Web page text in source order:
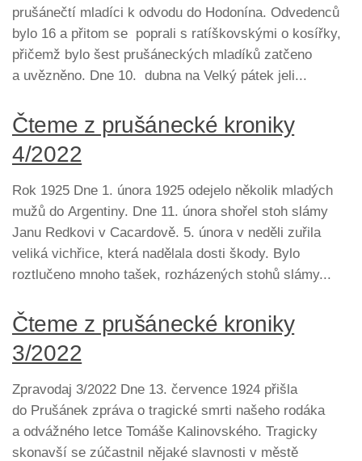
prušánečtí mladíci k odvodu do Hodonína. Odvedenců
bylo 16 a přitom se poprali s ratíškovskými o kosířky,
přičemž bylo šest prušáneckých mladíků zatčeno
a uvězněno. Dne 10. dubna na Velký pátek jeli...
Čteme z prušánecké kroniky
4/2022
Rok 1925 Dne 1. února 1925 odejelo několik mladých
mužů do Argentiny. Dne 11. února shořel stoh slámy
Janu Redkovi v Cacardově. 5. února v neděli zuřila
veliká vichřice, která nadělala dosti škody. Bylo
roztlučeno mnoho tašek, rozházených stohů slámy...
Čteme z prušánecké kroniky
3/2022
Zpravodaj 3/2022 Dne 13. července 1924 přišla
do Prušánek zpráva o tragické smrti našeho rodáka
a odvážného letce Tomáše Kalinovského. Tragicky
skonavší se zúčastnil nějaké slavnosti v městě